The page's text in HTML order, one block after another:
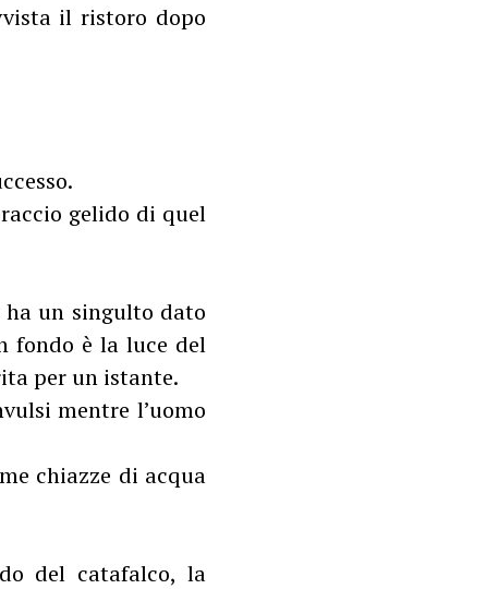
il ristoro dopo
gelido di quel
ha un singulto dato
fondo è la luce del
per un istante.
mentre l’uomo
chiazze di acqua
del catafalco, la